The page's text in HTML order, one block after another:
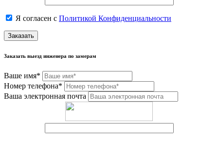
Я согласен с Политикой Конфиденциальности
Заказать
Заказать выезд инженера по замерам
Ваше имя*
Номер телефона*
Ваша электронная почта